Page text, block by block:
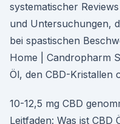
systematischer
und Untersuchungen,
bei spastischen
Home | Candropharm
Öl, den CBD-Kristallen
10-12,5 mg CBD
Leitfaden: Was ist CBD